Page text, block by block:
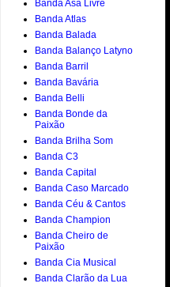
Banda Asa Livre
Banda Atlas
Banda Balada
Banda Balanço Latyno
Banda Barril
Banda Bavária
Banda Belli
Banda Bonde da
Paixão
Banda Brilha Som
Banda C3
Banda Capital
Banda Caso Marcado
Banda Céu & Cantos
Banda Champion
Banda Cheiro de
Paixão
Banda Cia Musical
Banda Clarão da Lua